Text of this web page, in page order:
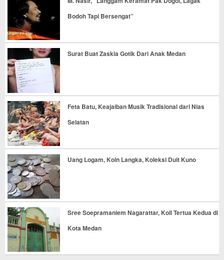
Bodoh Tapi Bersengat”
Surat Buat Zaskia Gotik Dari Anak Medan
Feta Batu, Keajaiban Musik Tradisional dari Nias
Selatan
Uang Logam, Koin Langka, Koleksi Duit Kuno
Sree Soepramaniem Nagarattar, Koil Tertua Kedua di
Kota Medan